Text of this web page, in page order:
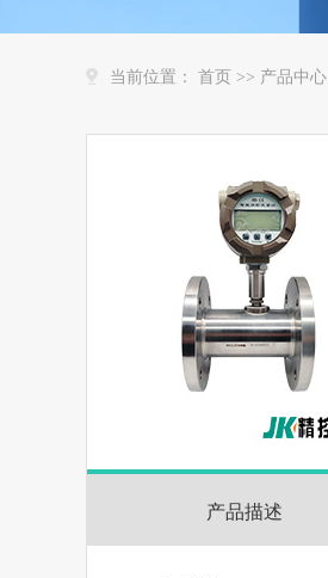
当前位置： 首页 >> 产品中心
产品描述